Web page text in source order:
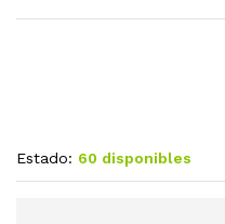
Estado: 60 disponibles